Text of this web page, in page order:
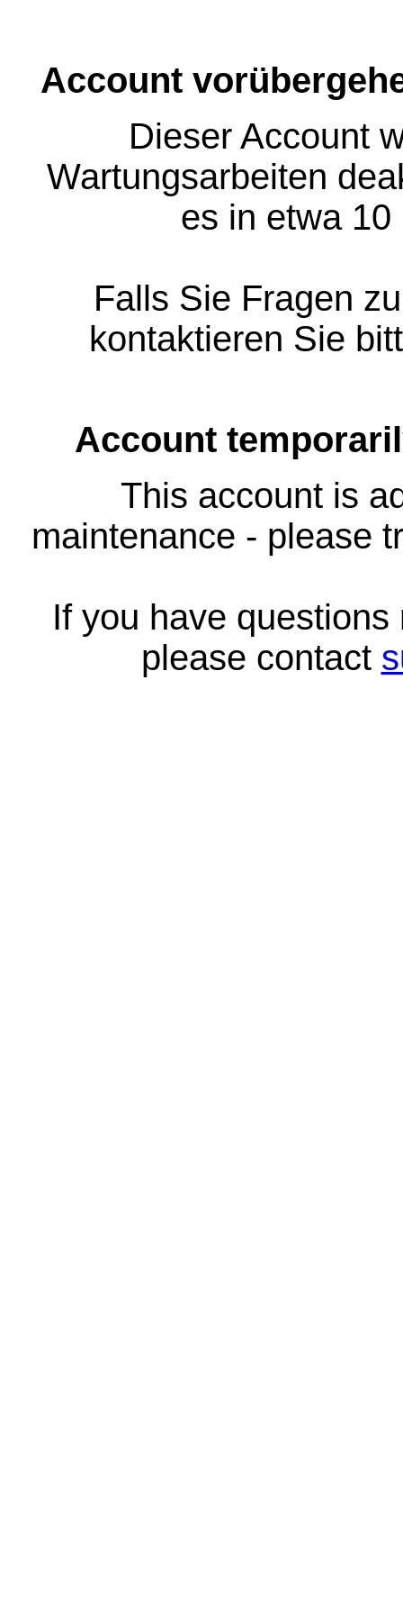
Account
Dieser Account
Wartungsarbeiten
es in etwa
Falls Sie Fragen
kontaktieren Sie
Account
This account is
maintenance - please
If you have
please contact